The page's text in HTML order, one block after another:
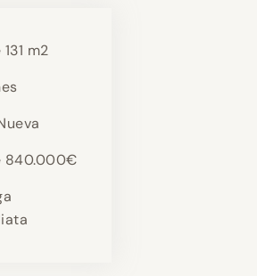
m2
840.000€